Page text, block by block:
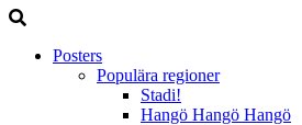
Posters
Populära regioner
Stadi!
Hangö Hangö Hangö